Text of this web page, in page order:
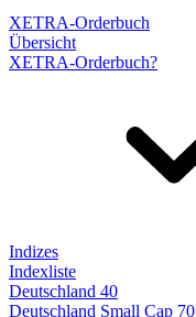
XETRA-Orderbuch
Übersicht
XETRA-Orderbuch?
Indizes
Indexliste
Deutschland 40
Deutschland Small Cap 70